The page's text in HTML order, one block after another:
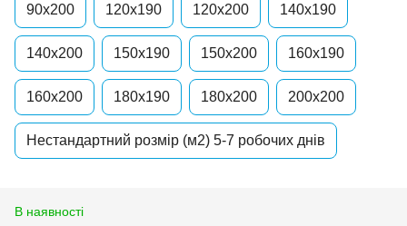
90x200 120x190 120x200 140x190
140x200 150x190 150x200 160x190
160x200 180x190 180x200 200x200
Нестандартний розмір (м2) 5-7 робочих днів
В наявності